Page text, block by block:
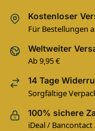
Kostenloser
Für Bestellungen
Weltweiter
Ab 9,95 €
14 Tage
Sorgfältige
100% sichere
iDeal /